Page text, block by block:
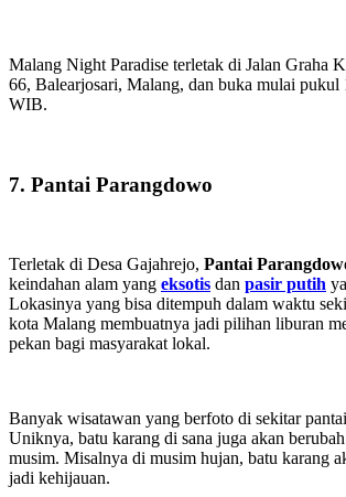
Malang Night Paradise terletak di Jalan Graha
66, Balearjosari, Malang, dan buka mulai pukul
WIB.
7. Pantai Parangdowo
Terletak di Desa Gajahrejo, Pantai
keindahan alam yang eksotis dan pasir putih
Lokasinya yang bisa ditempuh dalam waktu
kota Malang membuatnya jadi pilihan liburan
pekan bagi masyarakat lokal.
Banyak wisatawan yang berfoto di sekitar
Uniknya, batu karang di sana juga akan
musim. Misalnya di musim hujan, batu karang
jadi kehijauan.